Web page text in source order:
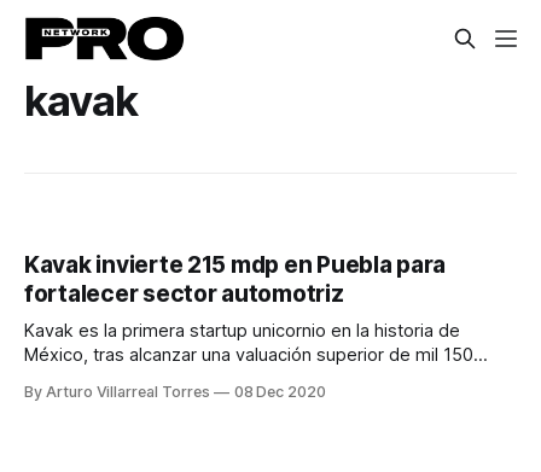
kavak
Kavak invierte 215 mdp en Puebla para
fortalecer sector automotriz
Kavak es la primera startup unicornio en la historia de
México, tras alcanzar una valuación superior de mil 150
By Arturo Villarreal Torres 08 Dec 2020